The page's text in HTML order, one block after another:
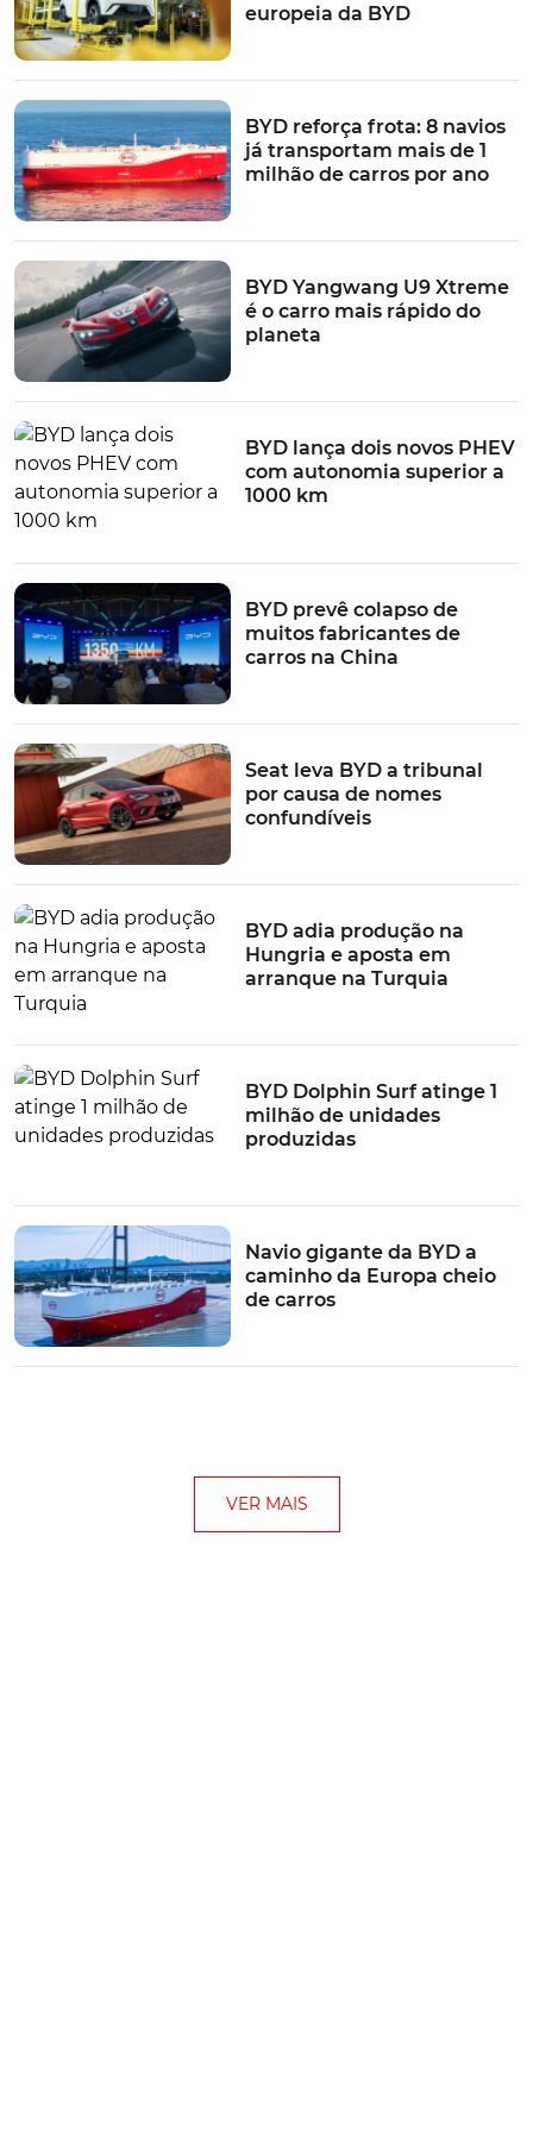
europeia da BYD
BYD reforça frota: 8 navios
já transportam mais de 1
milhão de carros por ano
BYD Yangwang U9 Xtreme
é o carro mais rápido do
planeta
BYD lança dois novos PHEV
com autonomia superior a
1000 km
BYD prevê colapso de
muitos fabricantes de
carros na China
Seat leva BYD a tribunal
por causa de nomes
confundíveis
BYD adia produção na
Hungria e aposta em
arranque na Turquia
BYD Dolphin Surf atinge 1
milhão de unidades
produzidas
Navio gigante da BYD a
caminho da Europa cheio
de carros
VER MAIS